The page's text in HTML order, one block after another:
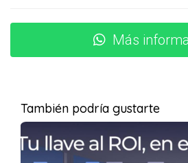
celebra la diversidad LGBTQ+,
comunitarias, desde mercados
de trivia en los bares locales. La
estos eventos fortalece los lazos
Más
También podría gustarte